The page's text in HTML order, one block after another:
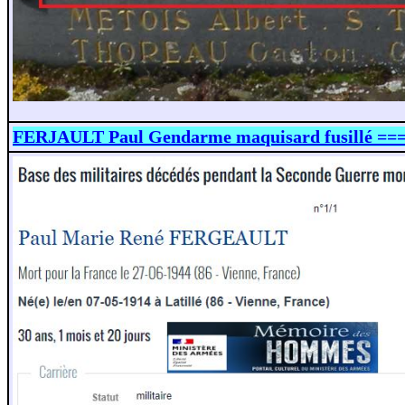
FERJAULT Paul Gendarme maquisard fusillé